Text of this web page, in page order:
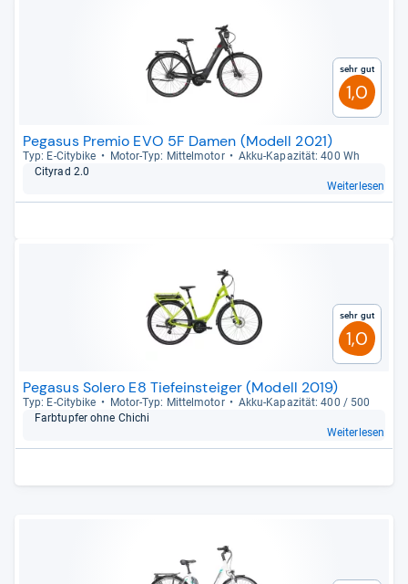
Sehr gut
1,0
Pegasus Premio EVO 5F Damen (Modell 2021)
Typ: E-​City­bike Motor-​Typ: Mit­tel­mo­tor
Akku-​Kapa­zi­tät: 400 Wh
City­rad 2.0
Weiterlesen
Sehr gut
1,0
Pegasus Solero E8 Tiefeinsteiger (Modell 2019)
Typ: E-​City­bike Motor-​Typ: Mit­tel­mo­tor
Akku-​Kapa­zi­tät: 400 / 500
Farb­tup­fer ohne Chi­chi
Weiterlesen